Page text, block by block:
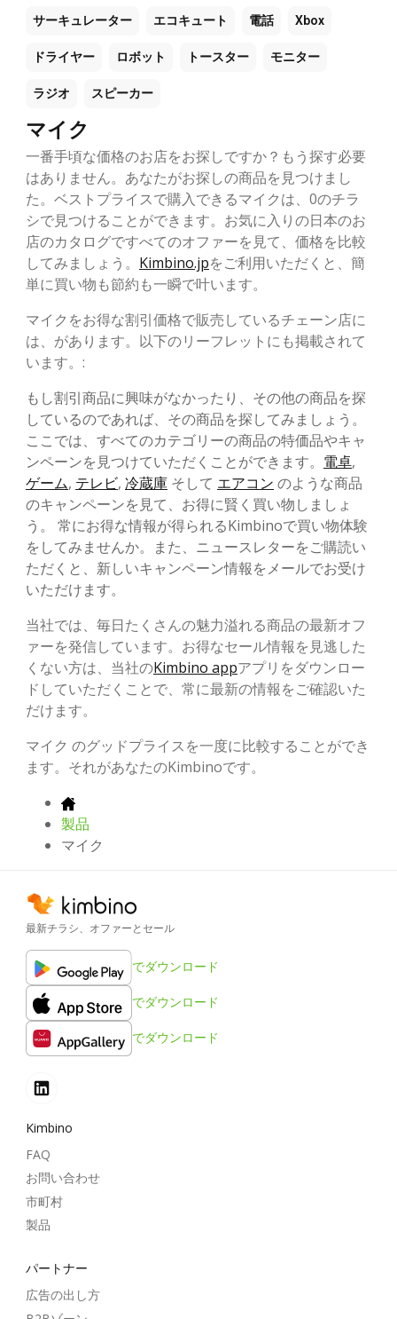
サーキュレーター エコキュート 電話 Xbox
ドライヤー ロボット トースター モニター
ラジオ スピーカー
マイク
一番手頃な価格のお店をお探しですか？もう探す必要
はありません。あなたがお探しの商品を見つけまし
た。ベストプライスで購入できるマイクは、0のチラ
シで見つけることができます。お気に入りの日本のお
店のカタログですべてのオファーを見て、価格を比較
してみましょう。 Kimbino.jpをご利用いただくと、簡
単に買い物も節約も一瞬で叶います。
マイクをお得な割引価格で販売しているチェーン店に
は、があります。以下のリーフレットにも掲載されて
います。:
もし割引商品に興味がなかったり、その他の商品を探
しているのであれば、その商品を探してみましょう。
ここでは、すべてのカテゴリーの商品の特価品やキャ
ンペーンを見つけていただくことができます。 電卓,
ゲーム, テレビ, 冷蔵庫 そして エアコン のような商品
のキャンペーンを見て、お得に賢く買い物しましょ
う。 常にお得な情報が得られるKimbinoで買い物体験
をしてみませんか。また、ニュースレターをご購読い
ただくと、新しいキャンペーン情報をメールでお受け
いただけます。
当社では、毎日たくさんの魅力溢れる商品の最新オフ
ァーを発信しています。お得なセール情報を見逃した
くない方は、当社のKimbino appアプリをダウンロー
ドしていただくことで、常に最新の情報をご確認いた
だけます。
マイク のグッドプライスを一度に比較することができ
ます。それがあなたのKimbinoです。
製品
マイク
最新チラシ、オファーとセール
でダウンロード
でダウンロード
でダウンロード
Kimbino
FAQ
お問い合わせ
市町村
製品
パートナー
広告の出し方